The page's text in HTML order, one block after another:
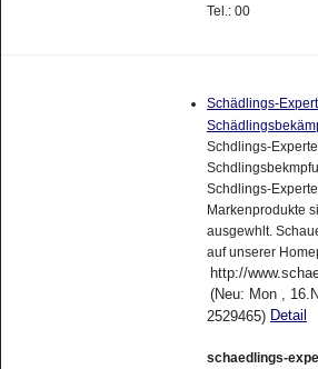
Tel.: 00
Schädlings-
Schdlings-
Schdlings-
Markenprodukte
ausgewhlt.
auf unserer
http://
(Neu: Mon ,
2529465) Detail
schaedlings-